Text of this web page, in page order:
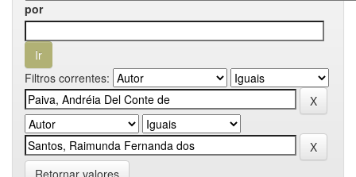
por
Filtros correntes:
Retornar valores